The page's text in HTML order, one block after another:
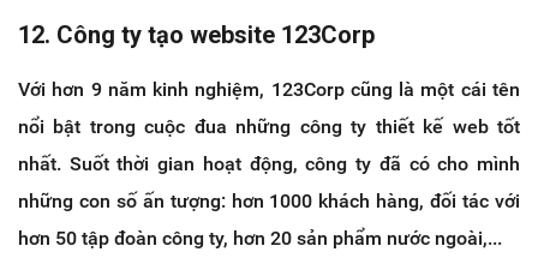
12. Công ty tạo website 123Corp
Với hơn 9 năm kinh nghiệm, 123Corp cũng là một cái tên
nổi bật trong cuộc đua những công ty thiết kế web tốt
nhất. Suốt thời gian hoạt động, công ty đã có cho mình
những con số ấn tượng: hơn 1000 khách hàng, đối tác với
hơn 50 tập đoàn công ty, hơn 20 sản phẩm nước ngoài,...